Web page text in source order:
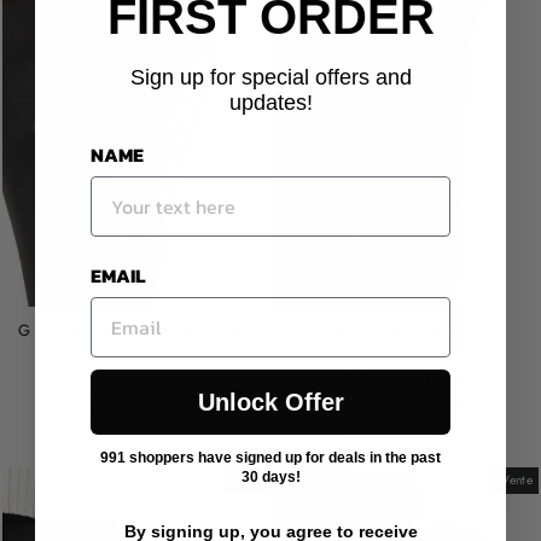
GRIS FONCÉ - MITAINES
DOUBLÉES COSY
$30.00 CAD
vente
MITAINES DOUBLÉES
DOUILLETTES
Prix
$30.00 CAD
vente
Enregistrer 50%
Vente Vente
FIRST ORDER
Sign up for special offers and
updates!
NAME
EMAIL
Unlock Offer
991 shoppers have signed up for deals in the past
30 days!
By signing up, you agree to receive